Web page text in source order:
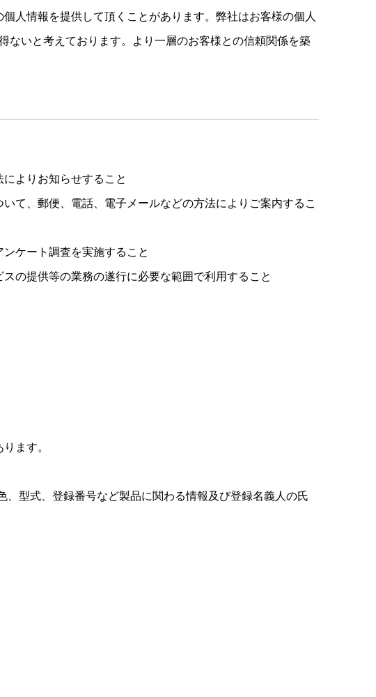
人情報を提供して頂くことがあります。弊社はお客様の個人
いと考えております。より一層のお客様との信頼関係を築
よりお知らせすること
て、郵便、電話、電子メールなどの方法によりご案内するこ
ケート調査を実施すること
の提供等の業務の遂行に必要な範囲で利用すること
ます。
型式、登録番号など製品に関わる情報及び登録名義人の氏